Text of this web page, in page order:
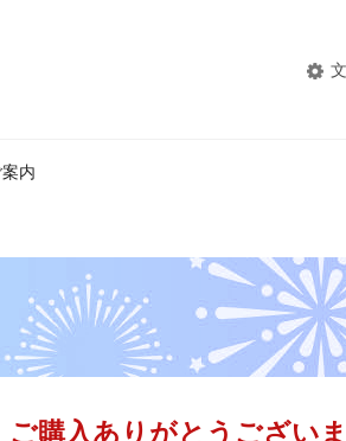
内
購入ありがとうござい